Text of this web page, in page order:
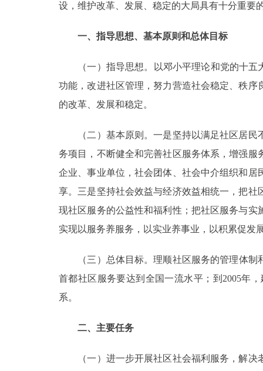
走进北京
北京概况
绿色北京
多语种
ENGLISH
DEUTSCH
ITALIANO
设，维护改革、发展、稳定的大局具有十分重要
一、指导思想、基本原则和总体目标
（一）指导思想。以邓小平理论和党的十五
功能，改进社区管理，努力营造社会稳定、秩
的改革、发展和稳定。
（二）基本原则。一是坚持以满足社区居民
务项目，不断健全和完善社区服务体系，增强
企业、事业单位，社会团体、社会中介组织和
享。三是坚持社会效益与经济效益相统一，把
现社区服务的公益性和福利性；把社区服务与
实现以服务养服务，以实业养事业，以积累促发
（三）总体目标。理顺社区服务的管理体制
首都社区服务要达到全国一流水平；到2005年
系。
二、主要任务
（一）进一步开展社区社会福利服务，解决